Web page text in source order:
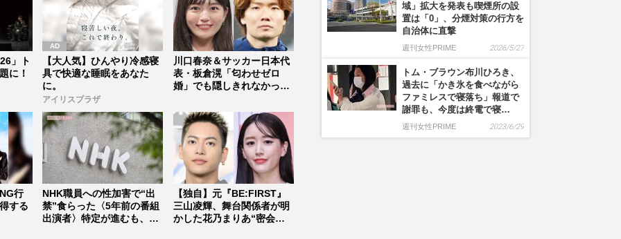
」ト
に！
【大人気】ひんやり冷感寝
具で快適な睡眠をあなた
に。
アイリスプラザ
川口春奈＆サッカー日本代
表・板倉滉「匂わせゼロ
婚」でも隠しきれなかった
行
する
NHK職員への性加害で“出
禁”食らった〈5年前の番組
出演者〉特定が進むも、ネ
【独自】元『BE:FIRST』
三山凌輝、舞台関係者が明
かした花乃まりあ“密会報
域」拡大を発表も喫煙所の設
置は「0」、分煙対策の行方を
自治体に直撃
週刊女性PRIME 2026/5/27
トム・ブラウン布川ひろき、
過去に「かき氷を食べながら
ファミレスで寝落ち」報道で
謝罪も、今度は終電で寝…
週刊女性PRIME 2023/6/29